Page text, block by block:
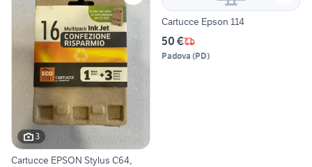
3
Cartucce EPSON Stylus C64,
Cartucce Epson 114
50 €
Padova (PD)